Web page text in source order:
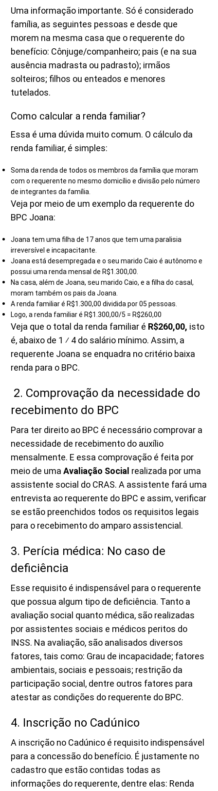
Uma informação importante. Só é considerado
família, as seguintes pessoas e desde que
morem na mesma casa que o requerente do
benefício: Cônjuge/companheiro; pais (e na sua
ausência madrasta ou padrasto); irmãos
solteiros; filhos ou enteados e menores
tutelados.
Como calcular a renda familiar?
Essa é uma dúvida muito comum. O cálculo da
renda familiar, é simples:
Soma da renda de todos os membros da família que moram
com o requerente no mesmo domicílio e divisão pelo número
de integrantes da família.
Veja por meio de um exemplo da requerente do
BPC Joana:
Joana tem uma filha de 17 anos que tem uma paralisia
irreversível e incapacitante.
Joana está desempregada e o seu marido Caio é autônomo e
possui uma renda mensal de R$1.300,00.
Na casa, além de Joana, seu marido Caio, e a filha do casal,
moram também os pais da Joana.
A renda familiar é R$1.300,00 dividida por 05 pessoas.
Logo, a renda familiar é R$1.300,00/5 = R$260,00
Veja que o total da renda familiar é R$260,00, isto
é, abaixo de 1 ⁄ 4 do salário mínimo. Assim, a
requerente Joana se enquadra no critério baixa
renda para o BPC.
2. Comprovação da necessidade do
recebimento do BPC
Para ter direito ao BPC é necessário comprovar a
necessidade de recebimento do auxílio
mensalmente. E essa comprovação é feita por
meio de umaAvaliação Social realizada por uma
assistente social do CRAS. A assistente fará uma
entrevista ao requerente do BPC e assim, verificar
se estão preenchidos todos os requisitos legais
para o recebimento do amparo assistencial.
3. Perícia médica: No caso de
deficiência
Esse requisito é indispensável para o requerente
que possua algum tipo de deficiência. Tanto a
avaliação social quanto médica, são realizadas
por assistentes sociais e médicos peritos do
INSS. Na avaliação, são analisados diversos
fatores, tais como: Grau de incapacidade; fatores
ambientais, sociais e pessoais; restrição da
participação social, dentre outros fatores para
atestar as condições do requerente do BPC.
4. Inscrição no Cadúnico
A inscrição no Cadúnico é requisito indispensável
para a concessão do benefício. É justamente no
cadastro que estão contidas todas as
informações do requerente, dentre elas: Renda